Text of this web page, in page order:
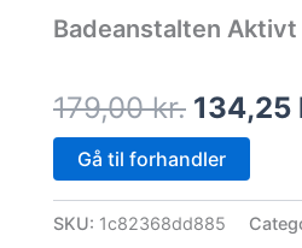
Badeanstalten
179,00kr.
was:
179,00
134,25
Gå til forhandler
SKU: 1c82368dd885